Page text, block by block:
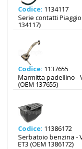
Codice: 1134117
Serie contatti Piaggio
134117)
Codice: 1137655
Marmitta padellino -
(OEM 137655)
Codice: 11386172
Serbatoio benzina -
ET3 (OEM 1386172)